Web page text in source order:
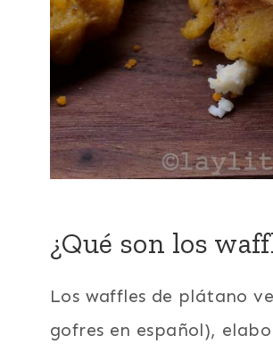
¿Qué son los
Los waffles de plátano
gofres en español),